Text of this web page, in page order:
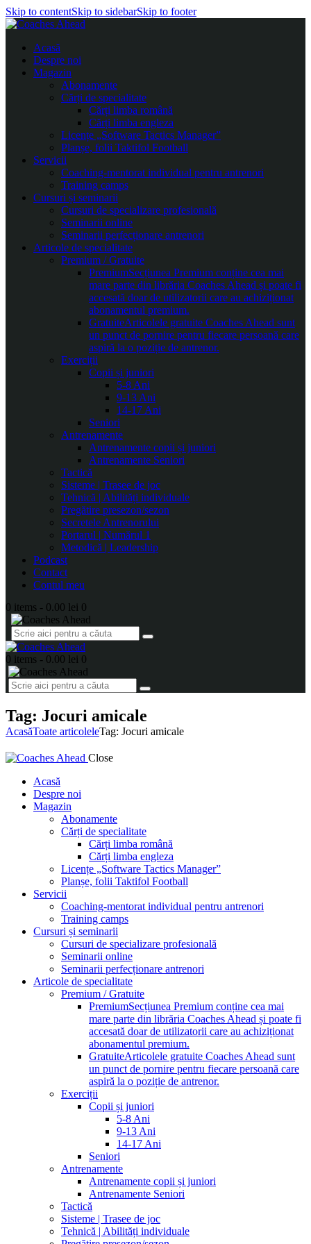
Skip to contentSkip to sidebarSkip to footer
Acasă
Despre noi
Magazin
Abonamente
Cărți de specialitate
Cărți limba română
Cărți limba engleza
Licențe „Software Tactics Manager”
Planșe, folii Taktifol Football
Servicii
Coaching-mentorat individual pentru antrenori
Training camps
Cursuri și seminarii
Cursuri de specializare profesională
Seminarii online
Seminarii perfecționare antrenori
Articole de specialitate
Premium / Gratuite
PremiumSecțiunea Premium conține cea mai
mare parte din librăria Coaches Ahead și poate fi
accesată doar de utilizatorii care au achiziționat
abonamentul premium.
GratuiteArticolele gratuite Coaches Ahead sunt
un punct de pornire pentru fiecare persoană care
aspiră la o poziție de antrenor.
Exerciții
Copii și juniori
5-8 Ani
9-13 Ani
14-17 Ani
Seniori
Antrenamente
Antrenamente copii și juniori
Antrenamente Seniori
Tactică
Sisteme | Trasee de joc
Tehnică | Abilități individuale
Pregătire presezon/sezon
Secretele Antrenorului
Portarul | Numărul 1
Metodică | Leadership
Podcast
Contact
Contul meu
0 items - 0.00 lei 0
0 items - 0.00 lei 0
Tag: Jocuri amicale
AcasăToate articoleleTag: Jocuri amicale
Close
Acasă
Despre noi
Magazin
Abonamente
Cărți de specialitate
Cărți limba română
Cărți limba engleza
Licențe „Software Tactics Manager”
Planșe, folii Taktifol Football
Servicii
Coaching-mentorat individual pentru antrenori
Training camps
Cursuri și seminarii
Cursuri de specializare profesională
Seminarii online
Seminarii perfecționare antrenori
Articole de specialitate
Premium / Gratuite
PremiumSecțiunea Premium conține cea mai
mare parte din librăria Coaches Ahead și poate fi
accesată doar de utilizatorii care au achiziționat
abonamentul premium.
GratuiteArticolele gratuite Coaches Ahead sunt
un punct de pornire pentru fiecare persoană care
aspiră la o poziție de antrenor.
Exerciții
Copii și juniori
5-8 Ani
9-13 Ani
14-17 Ani
Seniori
Antrenamente
Antrenamente copii și juniori
Antrenamente Seniori
Tactică
Sisteme | Trasee de joc
Tehnică | Abilități individuale